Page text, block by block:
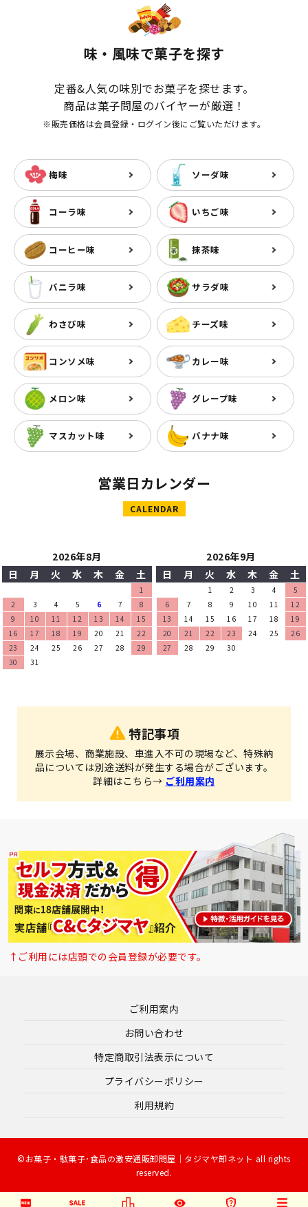
味・風味で菓子を探す
定番&人気の味別でお菓子を探せます。
商品は菓子問屋のバイヤーが厳選！
※販売価格は会員登録・ログイン後にご覧いただけます。
梅味 ソーダ味
コーラ味 いちご味
コーヒー味 抹茶味
バニラ味 サラダ味
わさび味 チーズ味
コンソメ味 カレー味
メロン味 グレープ味
マスカット味 バナナ味
営業日カレンダー
CALENDAR
2026年8月
日
月 火 水 木 金 土
1
2
3 4 5 6 7
8
9
10 11 12 13 14
15
16
17 18 19 20 21
22
23
24 25 26 27 28
29
30
31
2026年9月
日
月 火 水 木 金 土
1 2 3 4
5
6
7 8 9 10 11
12
13
14 15 16 17 18
19
20
21 22 23 24 25
26
27
28 29 30
特記事項
展示会場、商業施設、車進入不可の現場など、特殊納
品については別途送料が発生する場合がございます。
詳細はこちら→ ご利用案内
↑ご利用には店頭での会員登録が必要です。
ご利用案内
お問い合わせ
特定商取引法表示について
プライバシーポリシー
利用規約
©お菓子・駄菓子･食品の激安通販卸問屋｜タジマヤ卸ネット all rights
reserved.